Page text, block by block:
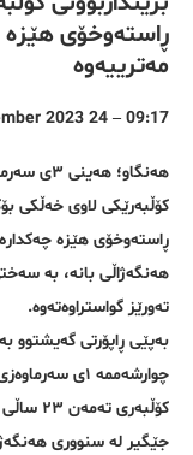
ڕاستەوخۆی هێزە
مەترییەوە
09:17 – 24 November 2023
هەنگاو؛ هەینی ٣ی سەرماوەزی ٢٧٢٣
کۆڵبەرێکی لاوی خەڵکی
ڕاستەوخۆی هێزە
هەنگەژاڵی بانە، بە
تەورێز گواستراوەتەوە.
بەپێی ڕاپۆرتی گەیشتوو
جێگیر لە سنووری